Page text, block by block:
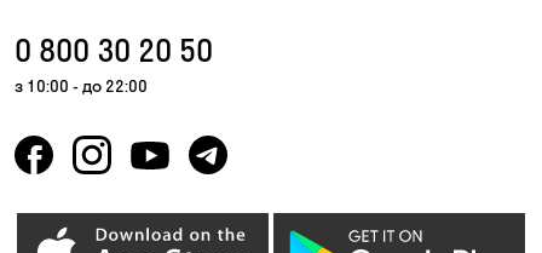
Горенка
0 800 30 20 50
з 10:00 - до 22:00